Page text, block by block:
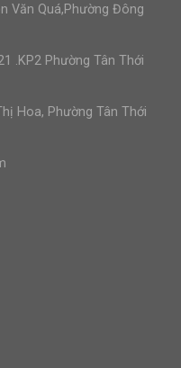
Văn Quá,Phường Đông
.KP2 Phường Tân Thới
Hoa, Phường Tân Thới